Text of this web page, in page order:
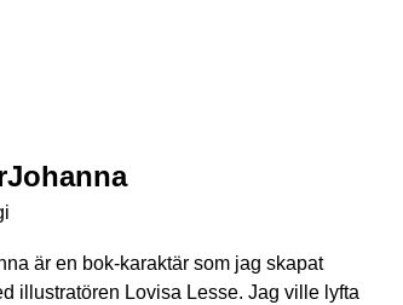
är en bok-karaktär som jag skapat
illustratören Lovisa Lesse. Jag ville lyfta